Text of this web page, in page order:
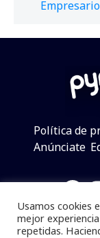
Política de
Anúnciate
Usamos cookies
mejor
repetidas.